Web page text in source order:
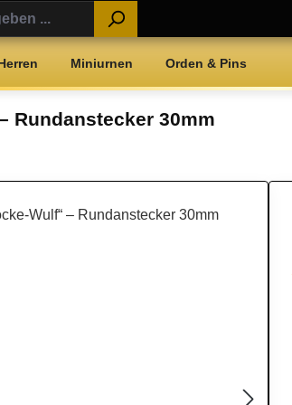
Miniurnen Orden & Pins
Rundanstecker 30mm